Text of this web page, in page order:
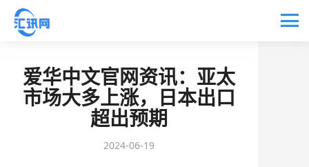
爱华中文官网资讯：亚太
市场大多上涨，日本出口
超出预期
2024-06-19